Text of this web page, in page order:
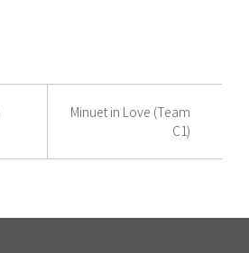
Minuet in Love (Team
C1)